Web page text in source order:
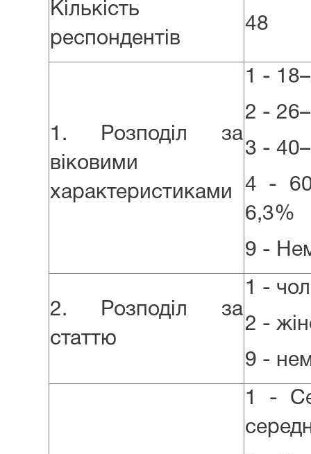
Кількість
респондентів
48
1. Розподіл за
віковими
характеристиками
1 -
2 -
3 -
4 - 60
6,3%
9 -
2. Розподіл за
статтю
1 -
2 -
9 -
1 -